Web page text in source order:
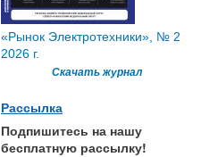
«Рынок Электротехники», № 2
2026 г.
Скачать журнал
Рассылка
Подпишитесь на нашу
бесплатную рассылку!